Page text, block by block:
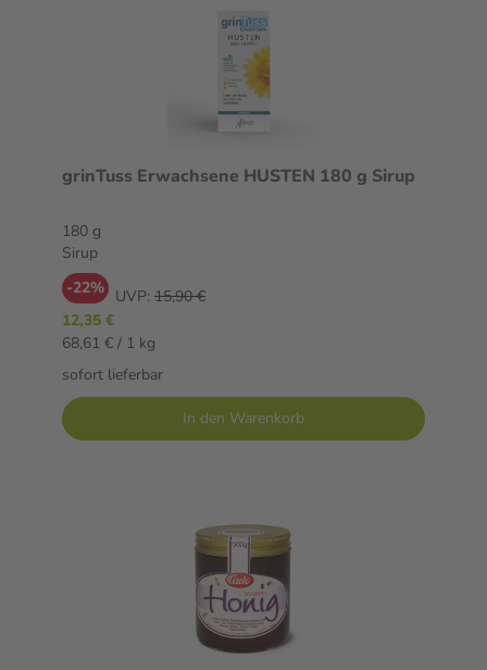
grinTuss Erwachsene HUSTEN 180 g Sirup
180 g
Sirup
-22% UVP: 15,90 €
12,35 €
68,61 € / 1 kg
sofort lieferbar
In den Warenkorb